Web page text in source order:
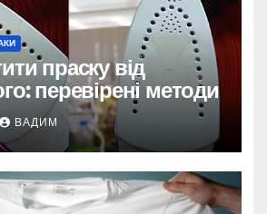
праску від
перевірені методи
ВАДИМ